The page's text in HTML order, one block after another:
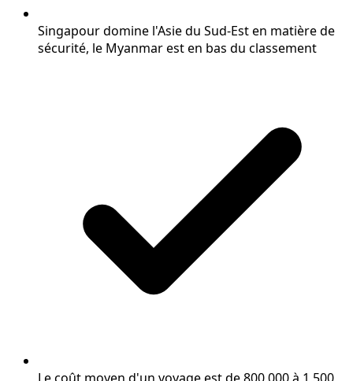
Singapour domine l'Asie du Sud-Est en matière de
sécurité, le Myanmar est en bas du classement